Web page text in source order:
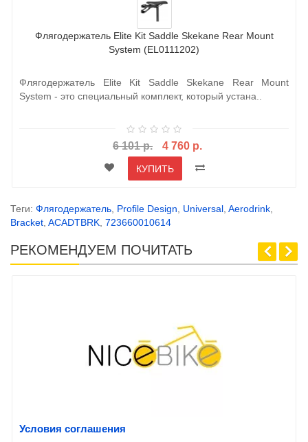
Флягодержатель Elite Kit Saddle Skekane Rear Mount
System (EL0111202)
Флягодержатель Elite Kit Saddle Skekane Rear Mount
System - это специальный комплект, который устана..
6 101 р. 4 760 р.
КУПИТЬ
Теги: Флягодержатель, Profile Design, Universal, Aerodrink,
Bracket, ACADTBRK, 723660010614
РЕКОМЕНДУЕМ ПОЧИТАТЬ
Условия соглашения